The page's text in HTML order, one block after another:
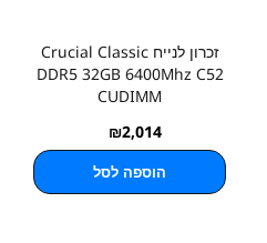
זכרון לנייח Crucial Classic
DDR5 32GB 6400Mhz C52
CUDIMM
₪2,014
הוספה לסל